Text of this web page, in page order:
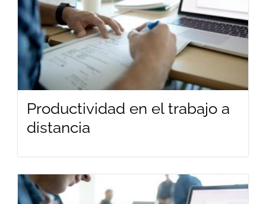
Productividad en el trabajo a
distancia